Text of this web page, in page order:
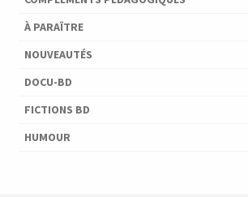
À PARAÎTRE
NOUVEAUTÉS
DOCU-BD
FICTIONS BD
HUMOUR